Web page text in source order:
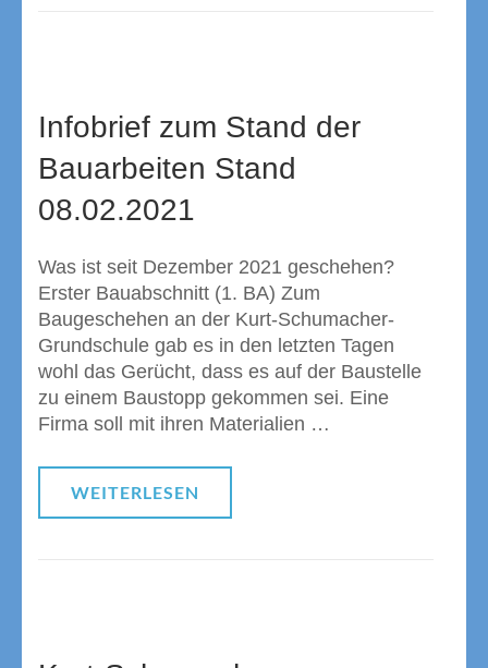
Infobrief zum Stand der
Bauarbeiten Stand
08.02.2021
Was ist seit Dezember 2021 geschehen?
Erster Bauabschnitt (1. BA) Zum
Baugeschehen an der Kurt-Schumacher-
Grundschule gab es in den letzten Tagen
wohl das Gerücht, dass es auf der Baustelle
zu einem Baustopp gekommen sei. Eine
Firma soll mit ihren Materialien …
WEITERLESEN